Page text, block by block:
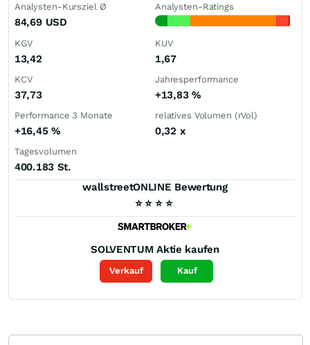
Analysten-Kursziel Ø
84,69 USD
Analysten-Ratings
KGV
13,42
KUV
1,67
KCV
37,73
Jahresperformance
+13,83 %
Performance 3 Monate
+16,45 %
relatives Volumen (rVol)
0,32 x
Tagesvolumen
400.183 St.
wallstreetONLINE Bewertung
⭐ ⭐ ⭐ ⭐
SOLVENTUM Aktie kaufen
Verkauf Kauf